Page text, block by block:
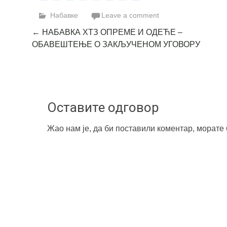
Набавке Leave a comment
Post
navigation
← НАБАВКА ХТЗ ОПРЕМЕ И ОДЕЋЕ –
ОБАВЕШТЕЊЕ О ЗАКЉУЧЕНОМ УГОВОРУ
Оставите одговор
Жао нам је, да би поставили коментар, морате